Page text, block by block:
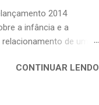
2014
a infância e a
de um
saudade de uma época
todas as vontades
CONTINUAR LENDO